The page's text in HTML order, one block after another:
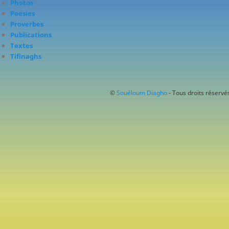
Photos
Poésies
Proverbes
Publications
Textes
Tifinaghs
© Souéloum Diagho- Tous droits